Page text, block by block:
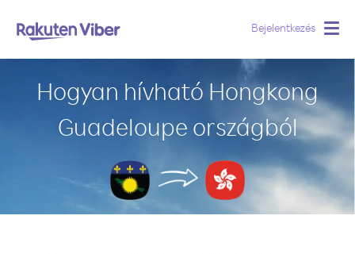
Bejelentkezés
Hogyan hívható Hongkong
Guadeloupe országból